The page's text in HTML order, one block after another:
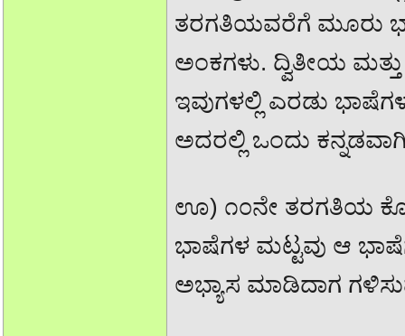
ತರಗತಿಯವರೆಗೆ ಮೂರು
ಅಂಕಗಳು. ದ್ವಿತೀಯ
ಇವುಗಳಲ್ಲಿ ಎರಡು
ಅದರಲ್ಲಿ ಒಂದು
ಊ) ೧೦ನೇ ತರಗತಿಯ
ಭಾಷೆಗಳ ಮಟ್ಟವು ಆ
ಅಭ್ಯಾಸ ಮಾಡಿದಾಗ